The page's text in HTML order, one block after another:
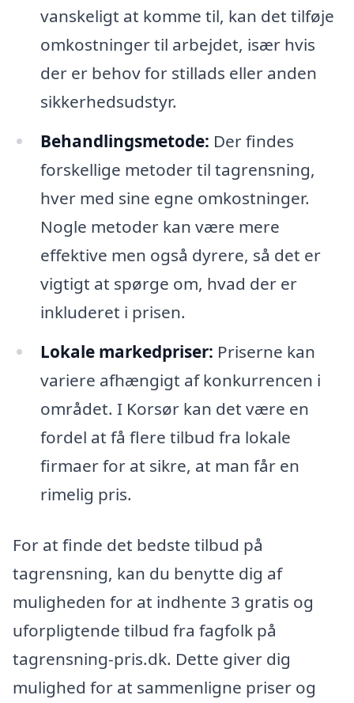
vanskeligt at komme til, kan det tilføje
omkostninger til arbejdet, især hvis
der er behov for stillads eller anden
sikkerhedsudstyr.
Behandlingsmetode: Der findes
forskellige metoder til tagrensning,
hver med sine egne omkostninger.
Nogle metoder kan være mere
effektive men også dyrere, så det er
vigtigt at spørge om, hvad der er
inkluderet i prisen.
Lokale markedpriser: Priserne kan
variere afhængigt af konkurrencen i
området. I Korsør kan det være en
fordel at få flere tilbud fra lokale
firmaer for at sikre, at man får en
rimelig pris.
For at finde det bedste tilbud på
tagrensning, kan du benytte dig af
muligheden for at indhente 3 gratis og
uforpligtende tilbud fra fagfolk på
tagrensning-pris.dk. Dette giver dig
mulighed for at sammenligne priser og